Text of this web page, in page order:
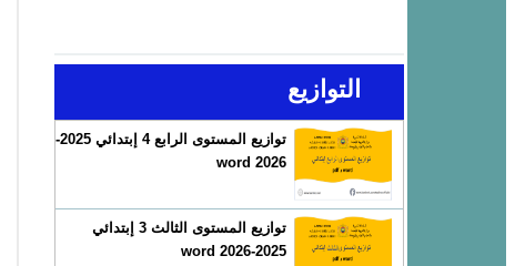
التوازيع
توازيع المستوى الرابع 4 إبتدائي 2025-
2026 word
توازيع المستوى الثالث 3 إبتدائي
2025-2026 word